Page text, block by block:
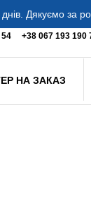
Дякуємо за
54 +38 067 193 190
НА ЗАКАЗ